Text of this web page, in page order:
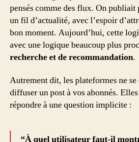
pensés comme des flux. On publiait
un fil d’actualité, avec l’espoir
bon moment. Aujourd’hui, cette
avec une logique beaucoup plus
recherche et de recommandation.
Autrement dit, les plateformes ne
diffuser un post à vos abonnés.
répondre à une question implicite :
“À quel utilisateur faut-il